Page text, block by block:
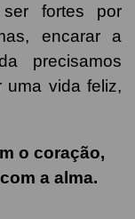
ser fortes por
encarar a
precisamos
uma vida feliz,
o coração,
a alma.